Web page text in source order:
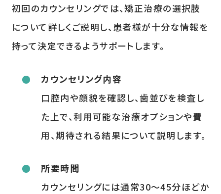
初回のカウンセリングでは、矯正治療の選択肢
について詳しくご説明し、患者様が十分な情報を
持って決定できるようサポートします。
カウンセリング内容
口腔内や顔貌を確認し、歯並びを検査し
た上で、利用可能な治療オプションや費
用、期待される結果について説明します。
所要時間
カウンセリングには通常30～45分ほどか